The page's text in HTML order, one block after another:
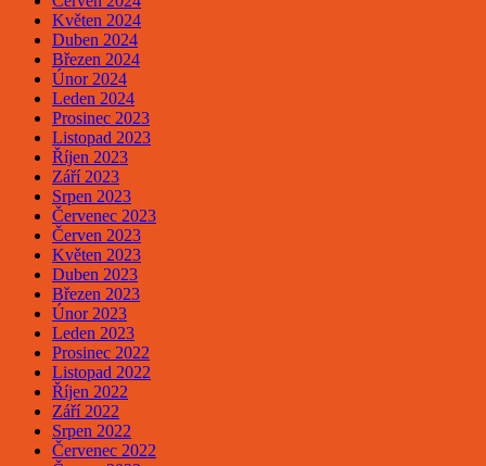
Květen 2024
Duben 2024
Březen 2024
Únor 2024
Leden 2024
Prosinec 2023
Listopad 2023
Říjen 2023
Září 2023
Srpen 2023
Červenec 2023
Červen 2023
Květen 2023
Duben 2023
Březen 2023
Únor 2023
Leden 2023
Prosinec 2022
Listopad 2022
Říjen 2022
Září 2022
Srpen 2022
Červenec 2022